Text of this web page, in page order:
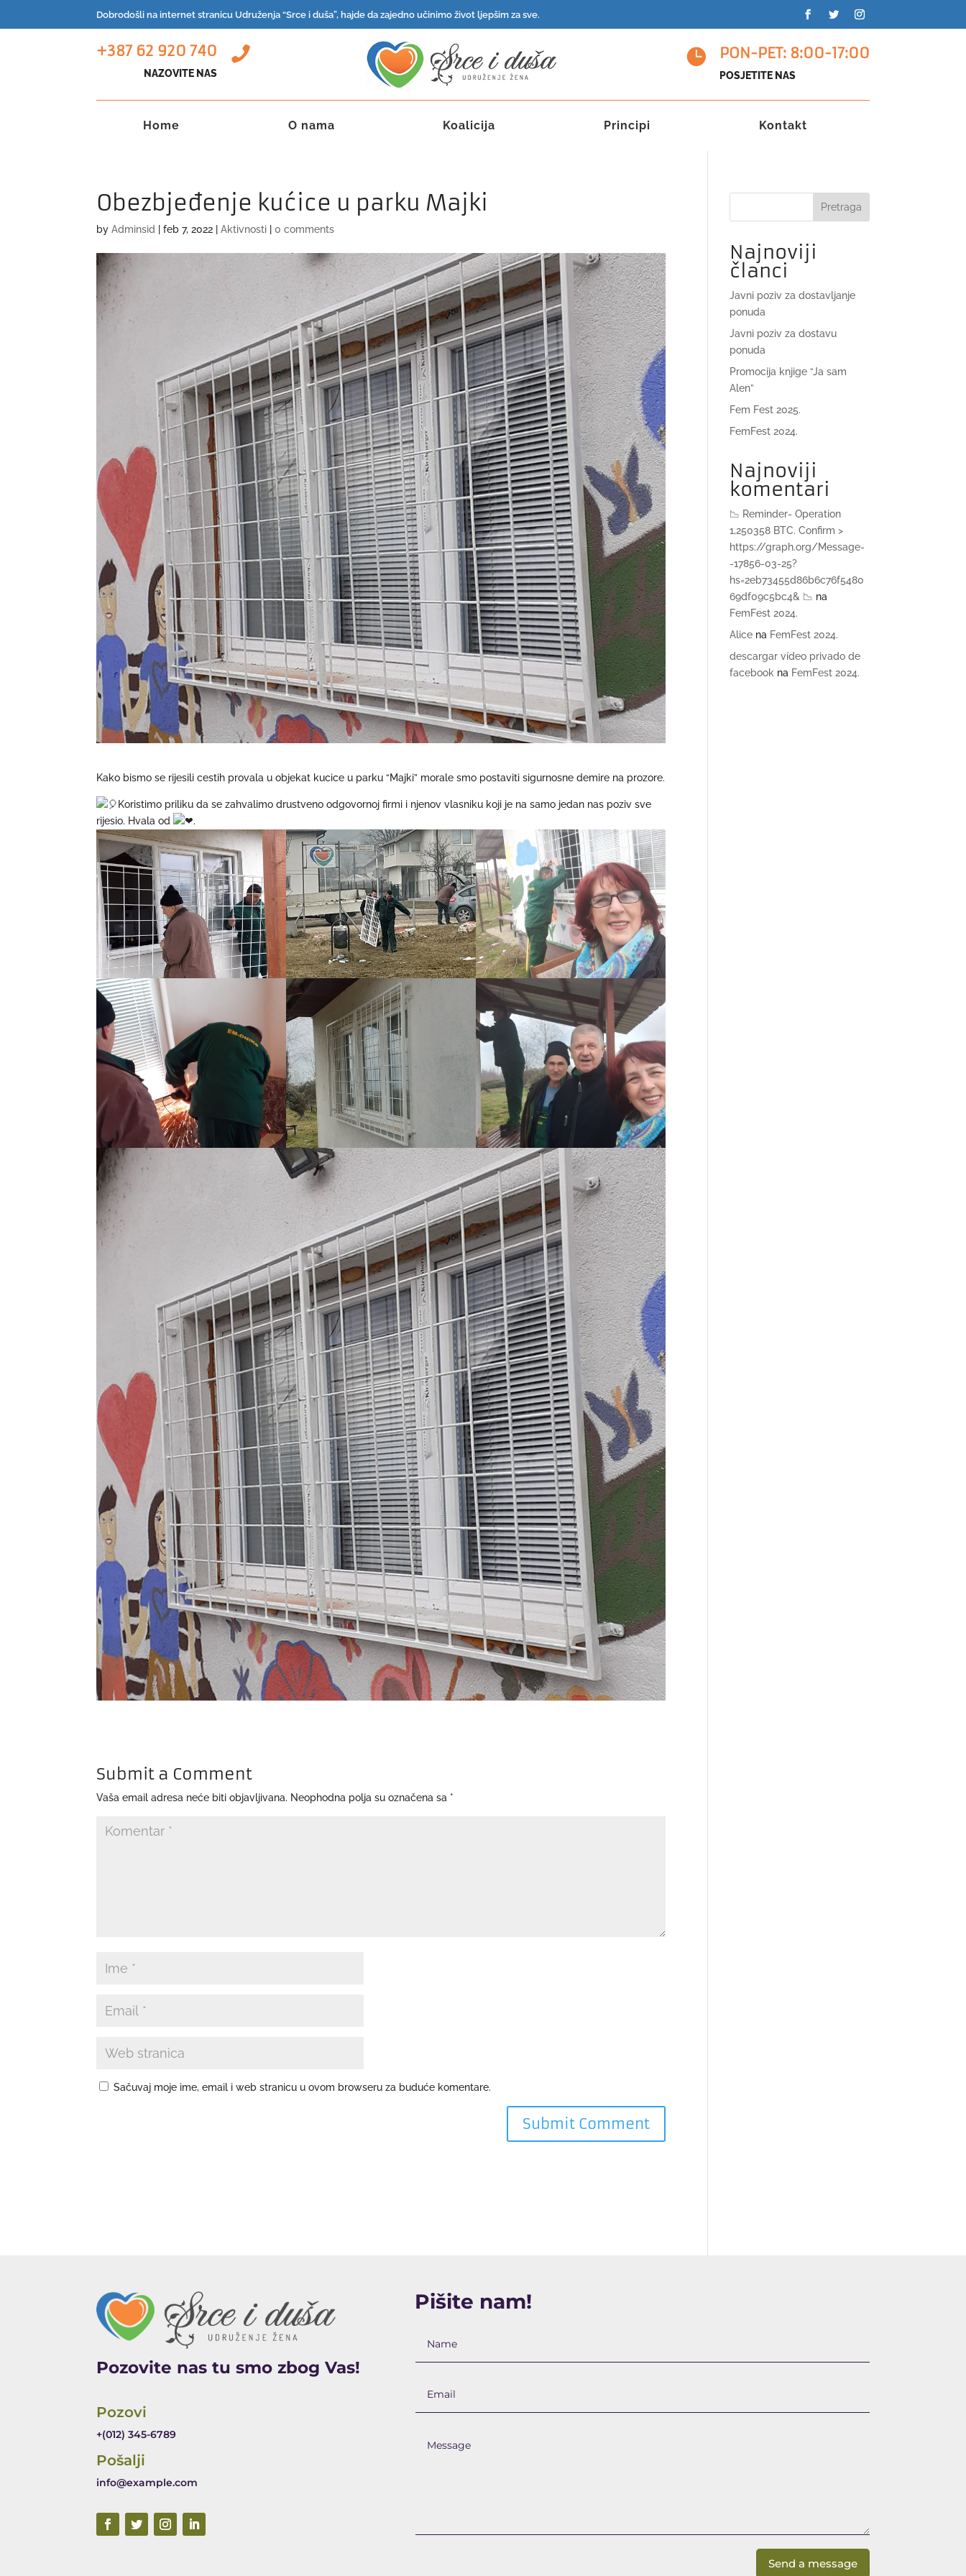
Dobrodošli na internet stranicu Udruženja “Srce i duša”, hajde da zajedno učinimo život ljepšim za sve.

+387 62 920 740
NAZOVITE NAS
 PON-PET: 8:00-17:00
POSJETITE NAS
Home O nama Koalicija Principi Kontakt
Obezbjeđenje kućice u parku Majki
byAdminsid |feb 7, 2022 |Aktivnosti |0 comments
Kako bismo se rijesili cestih provala u objekat kucice u parku “Majki” morale smo postaviti sigurnosne demire na prozore.
Koristimo priliku da se zahvalimo drustveno odgovornoj firmi i njenov vlasniku koji je na samo jedan nas poziv sve
rijesio. Hvala od
.
Submit a Comment
Vaša email adresa neće biti objavljivana. Neophodna polja su označena sa *
Sačuvaj moje ime, email i web stranicu u ovom browseru za buduće komentare.
Pretraga
Najnoviji
članci
Javni poziv za dostavljanje
ponuda
Javni poziv za dostavu
ponuda
Promocija knjige “Ja sam
Alen”
Fem Fest 2025.
FemFest 2024.
Najnoviji
komentari
📉 Reminder- Operation
1,250358 BTC. Confirm >
https://graph.org/Message-
-17856-03-25?
hs=2eb73455d86b6c76f5480
69df09c5bc4& 📉 na
FemFest 2024.
Alice na FemFest 2024.
descargar vídeo privado de
facebook na FemFest 2024.
Pozovite nas tu smo zbog Vas!
Pozovi
+(012) 345-6789
Pošalji
info@example.com
Pišite nam!
Send a message